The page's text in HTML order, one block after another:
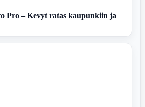
Pro – Kevyt ratas kaupunkiin ja